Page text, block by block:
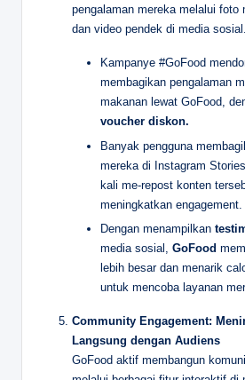
pengalaman mereka melalui foto
dan video pendek di media sosial.
Kampanye #GoFood
membagikan pengalaman
makanan lewat GoFood,
voucher diskon.
Banyak pengguna
mereka di Instagram
kali me-repost konten
meningkatkan engagement.
Dengan menampilkan
media sosial, GoFood
lebih besar dan menarik
untuk mencoba layanan
Community Engagement:
Langsung dengan Audiens
GoFood aktif membangun